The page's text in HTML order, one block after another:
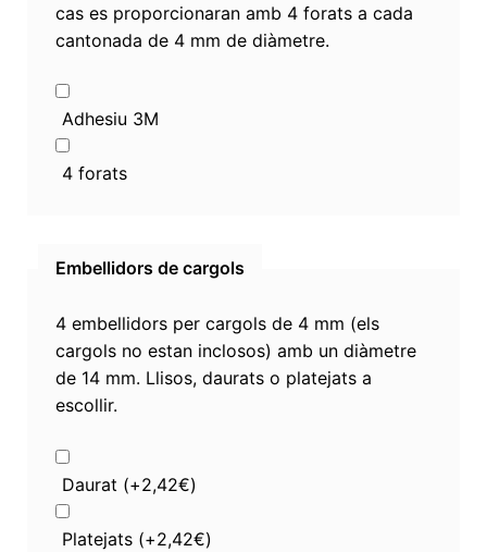
cas es proporcionaran amb 4 forats a cada
cantonada de 4 mm de diàmetre.
Adhesiu 3M
4 forats
Embellidors de cargols
4 embellidors per cargols de 4 mm (els
cargols no estan inclosos) amb un diàmetre
de 14 mm. Llisos, daurats o platejats a
escollir.
Daurat (+2,42€)
Platejats (+2,42€)